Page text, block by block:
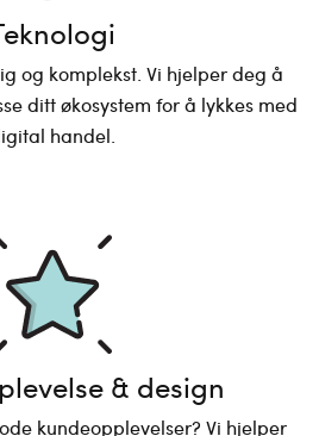
og komplekst. Vi hjelper deg å
ditt økosystem for å lykkes med
handel.
& design
kundeopplevelser? Vi hjelper